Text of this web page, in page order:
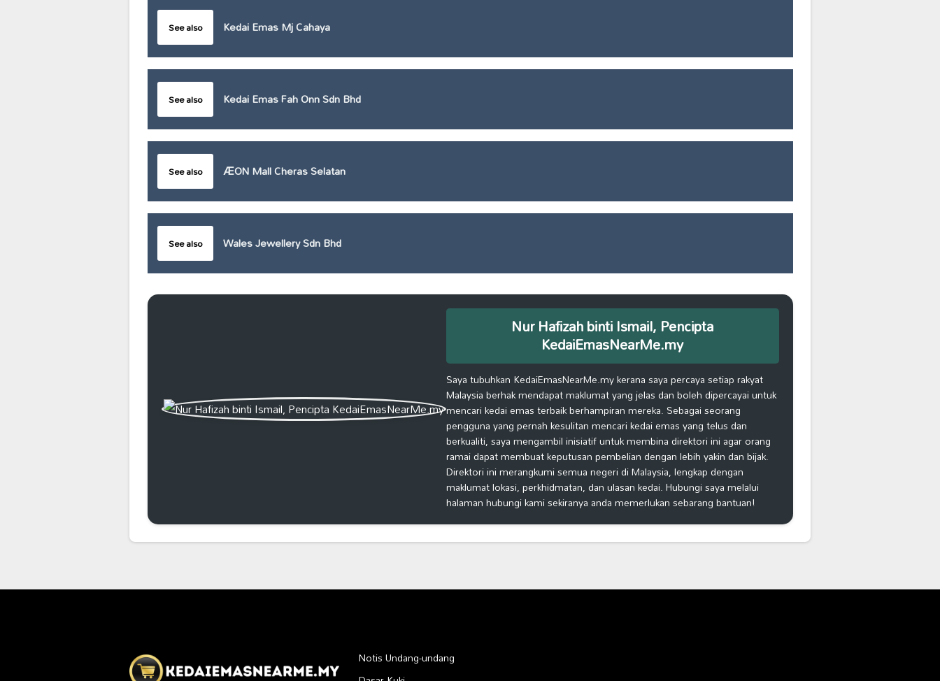
See also Kedai Emas Mj Cahaya
See also Kedai Emas Fah Onn Sdn Bhd
See also ÆON Mall Cheras Selatan
See also Wales Jewellery Sdn Bhd
Nur Hafizah binti Ismail, Pencipta
KedaiEmasNearMe.my
Saya tubuhkan KedaiEmasNearMe.my kerana saya percaya setiap rakyat
Malaysia berhak mendapat maklumat yang jelas dan boleh dipercayai untuk
mencari kedai emas terbaik berhampiran mereka. Sebagai seorang
pengguna yang pernah kesulitan mencari kedai emas yang telus dan
berkualiti, saya mengambil inisiatif untuk membina direktori ini agar orang
ramai dapat membuat keputusan pembelian dengan lebih yakin dan bijak.
Direktori ini merangkumi semua negeri di Malaysia, lengkap dengan
maklumat lokasi, perkhidmatan, dan ulasan kedai. Hubungi saya melalui
halaman hubungi kami sekiranya anda memerlukan sebarang bantuan!
Notis Undang-undang